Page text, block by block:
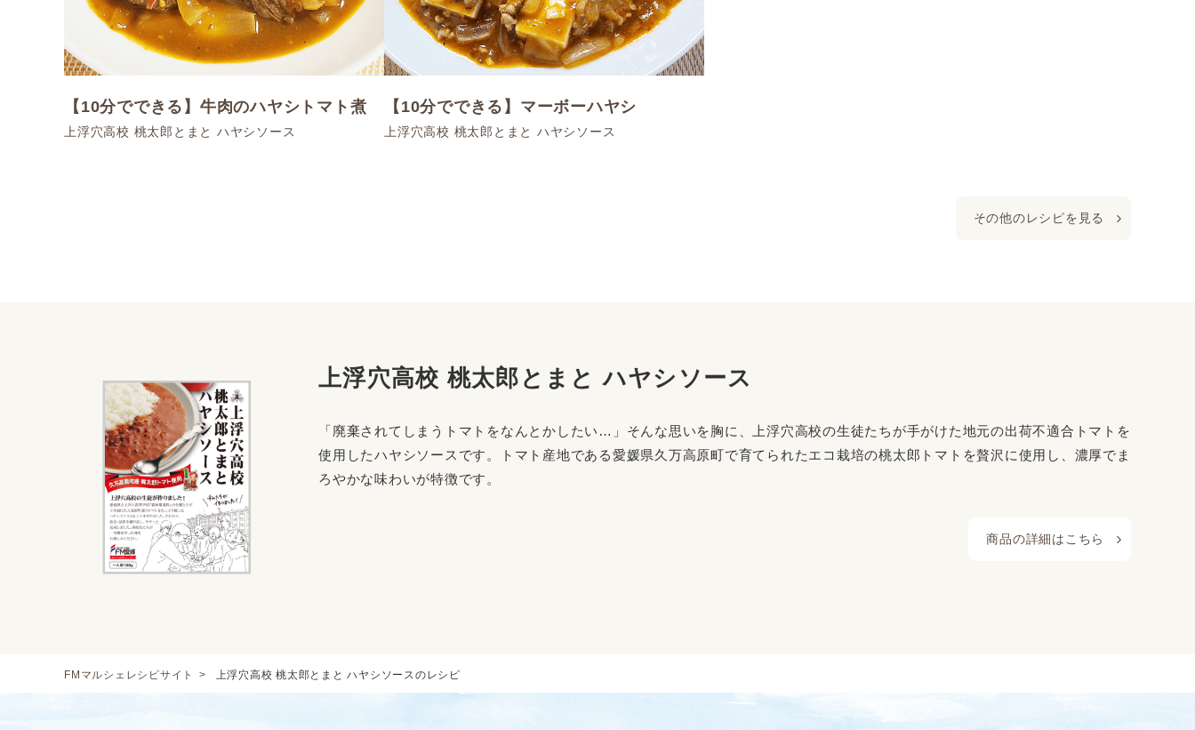
【10分でできる】牛肉のハヤシトマト煮
上浮穴高校 桃太郎とまと ハヤシソース
【10分でできる】マーボーハヤシ
上浮穴高校 桃太郎とまと ハヤシソース
その他のレシピを見る
上浮穴高校 桃太郎とまと ハヤシソース
「廃棄されてしまうトマトをなんとかしたい…」そんな思いを胸に、上浮穴高校の生徒たちが手がけた地元の出荷不適合トマトを
使用したハヤシソースです。トマト産地である愛媛県久万高原町で育てられたエコ栽培の桃太郎トマトを贅沢に使用し、濃厚でま
ろやかな味わいが特徴です。
商品の詳細はこちら
FMマルシェレシピサイト 上浮穴高校 桃太郎とまと ハヤシソースのレシピ